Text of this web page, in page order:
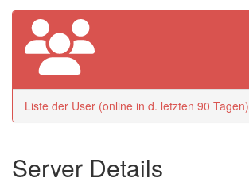
Liste der User (online in d. letzten 90 Tagen)
Server Details